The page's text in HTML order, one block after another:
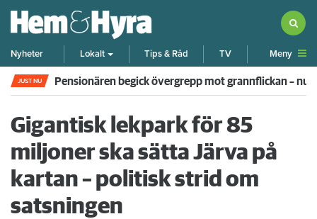
Nyheter Lokalt Tips & Råd TV Meny
JUST NU Pensionären begick övergrepp mot grannflickan – nu
Gigantisk lekpark för 85
miljoner ska sätta Järva på
kartan – politisk strid om
satsningen